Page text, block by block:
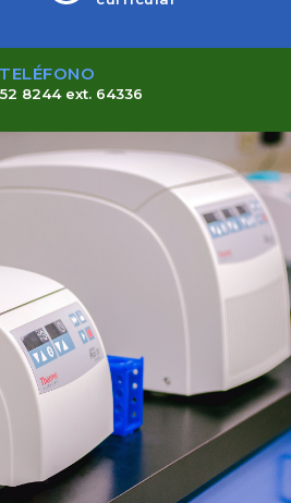
TELÉFONO
8244 ext. 64336